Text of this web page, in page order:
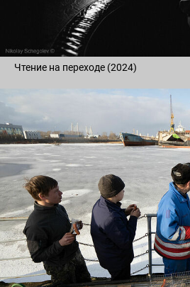
Чтение на переходе (2024)